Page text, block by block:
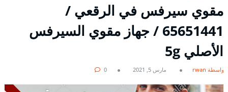
مقوي سيرفس في الرقعي /
65651441 / جهاز مقوي السيرفس
الأصلي 5g
بواسطة rwan مارس 5, 2021 0